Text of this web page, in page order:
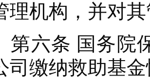
理机构，并对
条 国务院保
司缴纳救助基